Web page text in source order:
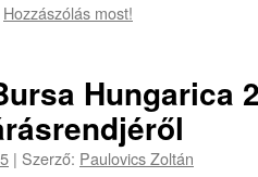
Hozzászólás most!
Hungarica
| Szerző: Paulovics Zoltán